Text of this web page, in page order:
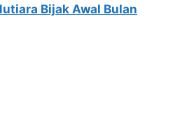
Bijak Awal Bulan